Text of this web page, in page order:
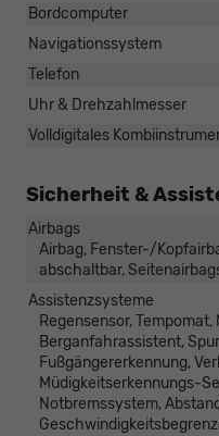
Bordcomputer
Navigationssystem
Telefon
Uhr & Drehzahlmesser
Volldigitales
Sicherheit &
Airbags
Airbag, Fenster-/
abschaltbar,
Assistenzsysteme
Regensensor,
Berganfahrassistent,
Fußgängererkennung,
Müdigkeitserkennungs-
Notbremssystem,